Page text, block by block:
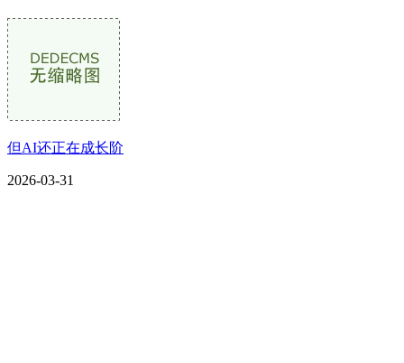
但AI还正在成长阶
2026-03-31